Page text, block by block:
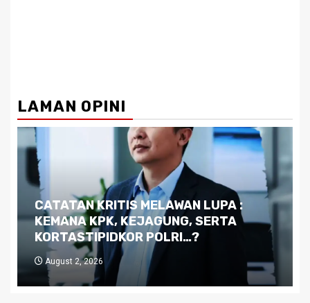
LAMAN OPINI
Dilema Kaltim di Tengah Krisis:
Kutukan Sumber Daya Alam dan
Pemimpin yang Tak Kreatif
July 29, 2026